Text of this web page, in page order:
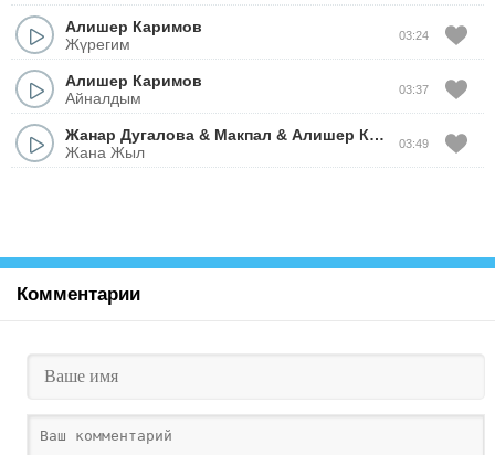
Алишер Каримов
Жүрегим
03:24
Алишер Каримов
Айналдым
03:37
Жанар Дугалова & Макпал & Алишер Каримов &Ali
Жана Жыл
03:49
Комментарии